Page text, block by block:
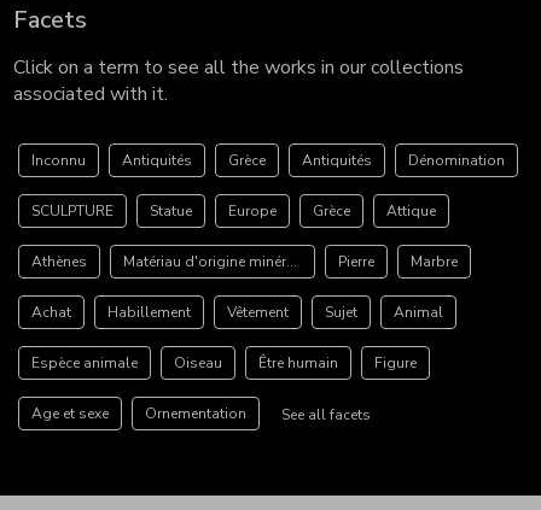
Facets
Click on a term to see all the works in our collections
associated with it.
Inconnu Antiquités Grèce Antiquités Dénomination
SCULPTURE Statue Europe Grèce Attique
Athènes Matériau d'origine minérale Pierre Marbre
Achat Habillement Vêtement Sujet Animal
Espèce animale Oiseau Être humain Figure
Age et sexe Ornementation See all facets